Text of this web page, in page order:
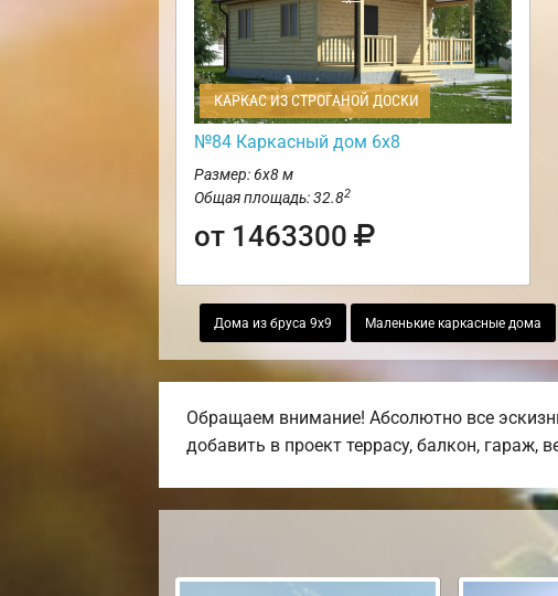
КАРКАС ИЗ СТРОГАНОЙ ДОСКИ
№84 Каркасный дом 6х8
Размер: 6х8 м
Общая площадь: 32.82
от 1463300
Дома из бруса 9х9 Маленькие каркасные дома
Обращаем внимание! Абсолютно все
добавить в проект террасу, балкон, гараж,